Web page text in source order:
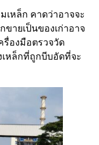
เหล็ก คาดว่าอาจจะ
ายเป็นของเก่าอาจ
รื่องมือตรวจวัด
หล็กที่ถูกบีบอัดที่จะ